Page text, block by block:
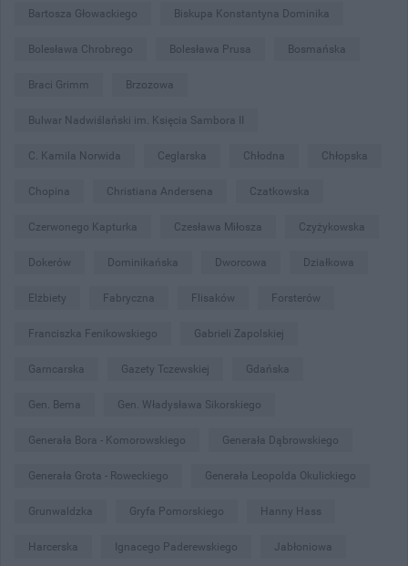
Bartosza Głowackiego Biskupa Konstantyna Dominika
Bolesława Chrobrego Bolesława Prusa Bosmańska
Braci Grimm Brzozowa
Bulwar Nadwiślański im. Księcia Sambora II
C. Kamila Norwida Ceglarska Chłodna Chłopska
Chopina Christiana Andersena Czatkowska
Czerwonego Kapturka Czesława Miłosza Czyżykowska
Dokerów Dominikańska Dworcowa Działkowa
Elżbiety Fabryczna Flisaków Forsterów
Franciszka Fenikowskiego Gabrieli Zapolskiej
Garncarska Gazety Tczewskiej Gdańska
Gen. Bema Gen. Władysława Sikorskiego
Generała Bora - Komorowskiego Generała Dąbrowskiego
Generała Grota - Roweckiego Generała Leopolda Okulickiego
Grunwaldzka Gryfa Pomorskiego Hanny Hass
Harcerska Ignacego Paderewskiego Jabłoniowa